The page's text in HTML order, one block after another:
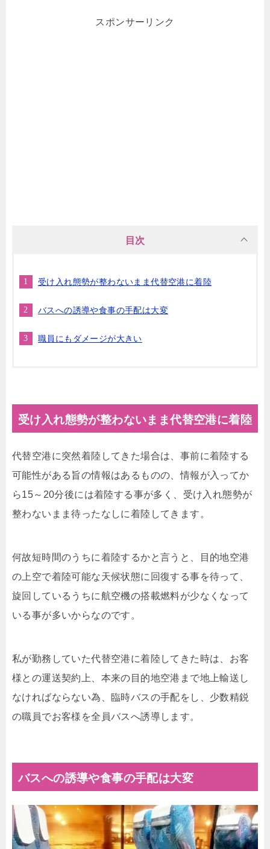
スポンサーリンク
目次
受け入れ態勢が整わないまま代替空港に着陸
バスへの誘導や食事の手配は大変
職員にもダメージが大きい
受け入れ態勢が整わないまま代替空港に着陸
代替空港に突然着陸してきた場合は、事前に着陸する
可能性がある旨の情報はあるものの、情報が入ってか
ら15～20分後には着陸する事が多く、受け入れ態勢が
整わないまま待ったなしに着陸してきます。
何故短時間のうちに着陸するかと言うと、目的地空港
の上空で着陸可能な天候状態に回復する事を待って、
旋回しているうちに航空機の搭載燃料が少なくなって
いる事が多いからなのです。
私が勤務していた代替空港に着陸してきた時は、お客
様との運送契約上、本来の目的地空港まで地上輸送し
なければならない為、臨時バスの手配をし、少数精鋭
の職員でお客様を全員バスへ誘導します。
バスへの誘導や食事の手配は大変